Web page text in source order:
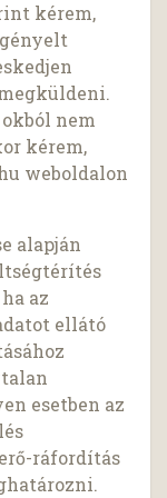
kérem,
nem
kérem,
weboldalon
alapján
az
ellátó
esetben az
ráfordítás